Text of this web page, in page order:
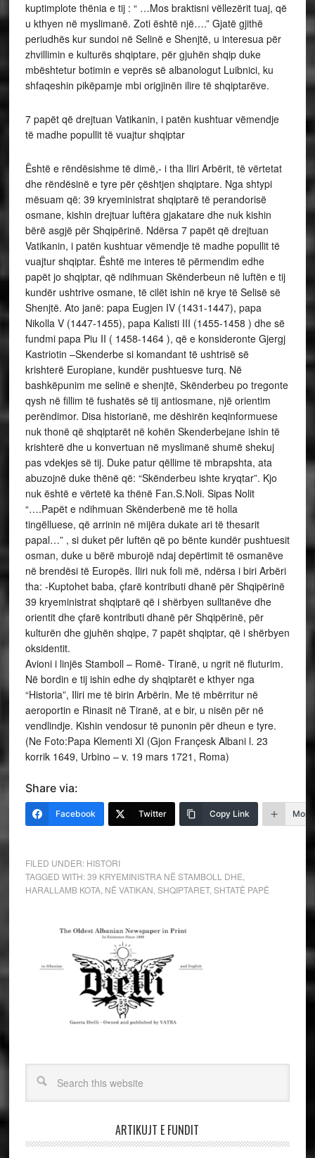
kuptimplote thënia e tij : “ …Mos braktisni vëllezërit tuaj, që
u kthyen në myslimanë. Zoti është një….” Gjatë gjithë
periudhës kur sundoi në Selinë e Shenjtë, u interesua për
zhvillimin e kulturës shqiptare, për gjuhën shqip duke
mbështetur botimin e veprës së albanologut Luibnici, ku
shfaqeshin pikëpamje mbi origjinën ilire të shqiptarëve.
7 papët që drejtuan Vatikanin, i patën kushtuar vëmendje
të madhe popullit të vuajtur shqiptar
Është e rëndësishme të dimë,- i tha Iliri Arbërit, të vërtetat
dhe rëndësinë e tyre për çështjen shqiptare. Nga shtypi
mësuam që: 39 kryeministrat shqiptarë të perandorisë
osmane, kishin drejtuar luftëra gjakatare dhe nuk kishin
bërë asgjë për Shqipërinë. Ndërsa 7 papët që drejtuan
Vatikanin, i patën kushtuar vëmendje të madhe popullit të
vuajtur shqiptar. Është me interes të përmendim edhe
papët jo shqiptar, që ndihmuan Skënderbeun në luftën e tij
kundër ushtrive osmane, të cilët ishin në krye të Selisë së
Shenjtë. Ato janë: papa Eugjen IV (1431-1447), papa
Nikolla V (1447-1455), papa Kalisti III (1455-1458 ) dhe së
fundmi papa Piu II ( 1458-1464 ), që e konsideronte Gjergj
Kastriotin –Skenderbe si komandant të ushtrisë së
krishterë Europiane, kundër pushtuesve turq. Në
bashkëpunim me selinë e shenjtë, Skënderbeu po tregonte
qysh në fillim të fushatës së tij antiosmane, një orientim
perëndimor. Disa historianë, me dëshirën keqinformuese
nuk thonë që shqiptarët në kohën Skenderbejane ishin të
krishterë dhe u konvertuan në myslimanë shumë shekuj
pas vdekjes së tij. Duke patur qëllime të mbrapshta, ata
abuzojnë duke thënë që: “Skënderbeu ishte kryqtar”. Kjo
nuk është e vërtetë ka thënë Fan.S.Noli. Sipas Nolit
“….Papët e ndihmuan Skënderbenë me të holla
tingëlluese, që arrinin në mijëra dukate ari të thesarit
papal…” , si duket për luftën që po bënte kundër pushtuesit
osman, duke u bërë mburojë ndaj depërtimit të osmanëve
në brendësi të Europës. Iliri nuk foli më, ndërsa i biri Arbëri
tha: -Kuptohet baba, çfarë kontributi dhanë për Shqipërinë
39 kryeministrat shqiptarë që i shërbyen sulltanëve dhe
orientit dhe çfarë kontributi dhanë për Shqipërinë, për
kulturën dhe gjuhën shqipe, 7 papët shqiptar, që i shërbyen
oksidentit.
Avioni i linjës Stamboll – Romë- Tiranë, u ngrit në fluturim.
Në bordin e tij ishin edhe dy shqiptarët e kthyer nga
“Historia”, Iliri me të birin Arbërin. Me të mbërritur në
aeroportin e Rinasit në Tiranë, at e bir, u nisën për në
vendlindje. Kishin vendosur të punonin për dheun e tyre.
(Ne Foto:Papa Klementi XI (Gjon Françesk Albani l. 23
korrik 1649, Urbino – v. 19 mars 1721, Roma)
Share via:
Facebook Twitter Copy Link More
FILED UNDER: HISTORI
TAGGED WITH:39 KRYEMINISTRA NË STAMBOLL DHE
HARALLAMB KOTA, NË VATIKAN SHQIPTARET, SHTATË PAPË
ARTIKUJT E FUNDIT